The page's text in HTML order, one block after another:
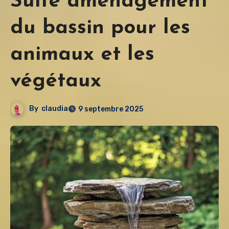
du bassin pour les
animaux et les
végétaux
By claudia 9 septembre 2025